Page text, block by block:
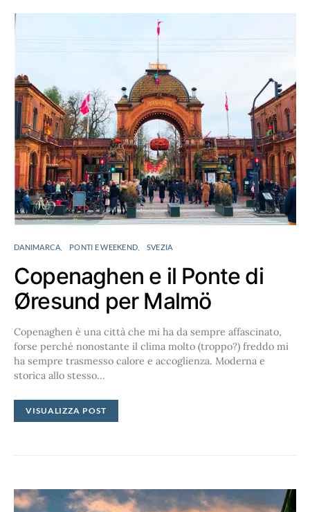
DANIMARCA PONTI E WEEKEND SVEZIA
Copenaghen e il Ponte di
Øresund per Malmö
Copenaghen è una città che mi ha da sempre affascinato,
forse perché nonostante il clima molto (troppo?) freddo mi
ha sempre trasmesso calore e accoglienza. Moderna e
storica allo stesso…
VISUALIZZA POST